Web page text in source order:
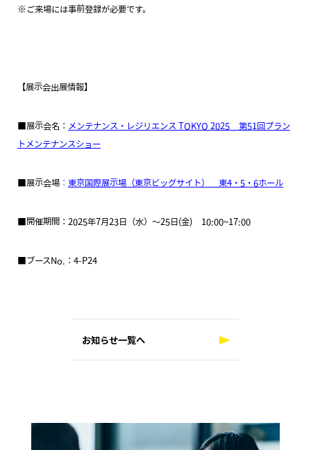
※ご来場には事前登録が必要です。
【展示会出展情報】
■展示会名： メンテナンス・レジリエンス TOKYO 2025 第51回プラン
トメンテナンスショー
■展示会場 ： 東京国際展示場（東京ビッグサイト） 東4・5・6ホール
■開催期間：2025年7月23日（水）～25日(金) 10:00~17:00
■ブースNo.：4-P24
お知らせ一覧へ